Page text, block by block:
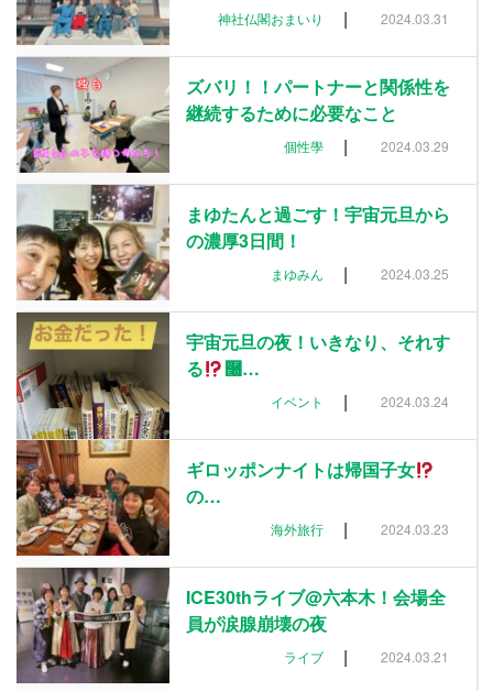
神社仏閣おまいり | 2024.03.31
ズバリ！！パートナーと関係性を
継続するために必要なこと
個性學 | 2024.03.29
まゆたんと過ごす！宇宙元旦から
の濃厚3日間！
まゆみん | 2024.03.25
宇宙元旦の夜！いきなり、それす
る
࿠…
イベント | 2024.03.24
ギロッポンナイトは帰国子女
の…
海外旅行 | 2024.03.23
ICE30thライブ@六本木！会場全
員が涙腺崩壊の夜
ライブ | 2024.03.21